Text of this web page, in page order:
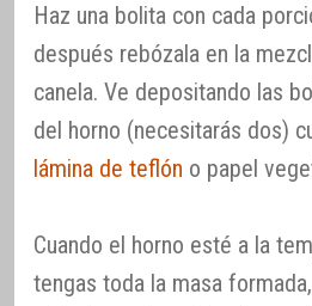
Haz una bolita con cada
después rebózala en la
canela. Ve depositando las
del horno (necesitarás dos)
lámina de teflón o papel
Cuando el horno esté a la
tengas toda la masa